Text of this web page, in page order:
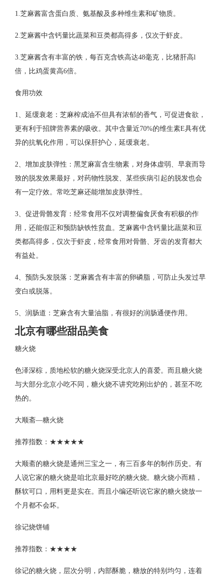
1.芝麻酱富含蛋白质、氨基酸及多种维生素和矿物质。
2.芝麻酱中含钙量比蔬菜和豆类都高得多，仅次于虾皮。
3.芝麻酱含有丰富的铁，每百克含铁高达48毫克，比猪肝高l
倍，比鸡蛋黄高6倍。
食用功效
1、延缓衰老：芝麻榨成油不但具有浓郁的香气，可促进食欲，
更有利于招牌营养素的吸收。其中含量近70%的维生素E具有优
异的抗氧化作用，可以保肝护心，延缓衰老。
2、增加皮肤弹性：黑芝麻富含生物素，对身体虚弱、早衰而导
致的脱发效果最好，对药物性脱发、某些疾病引起的脱发也会
有一定疗效。常吃芝麻还能增加皮肤弹性。
3、促进骨骼发育：经常食用不仅对调整偏食厌食有积极的作
用，还能假正和预防缺铁性贫血。芝麻酱中含钙量比蔬菜和豆
类都高得多，仅次于虾皮，经常食用对骨骼、牙齿的发育都大
有益处。
4、预防头发脱落：芝麻酱含有丰富的卵磷脂，可防止头发过早
变白或脱落。
5、润肠道：芝麻含有大量油脂，有很好的润肠通便作用。
北京有哪些甜品美食
糖火烧
色泽深棕，质地松软的糖火烧深受北京人的喜爱。而且糖火烧
与大部分北京小吃不同，糖火烧不讲究吃刚出炉的，甚至不吃
热的。
大顺斋—糖火烧
推荐指数：★★★★★
大顺斋的糖火烧是通州三宝之一，有三百多年的制作历史。有
人说它家的糖火烧是咱北京最好吃的糖火烧。糖火烧小而精，
酥软可口，用料更是实在。而且小编还听说它家的糖火烧放一
个月都不会坏。
徐记烧饼铺
推荐指数：★★★★
徐记的糖火烧，层次分明，内部酥脆，糖放的特别均匀，连着